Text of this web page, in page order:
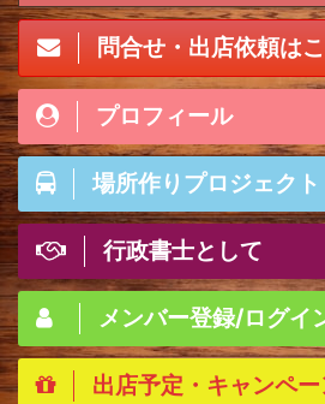
問合せ・出店依頼は
プロフィール
場所作りプロジェクト
行政書士として
メンバー登録/ログイ
出店予定・キャンペ